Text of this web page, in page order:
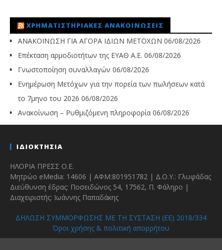
ΧΡΗΜΑΤΙΣΤΗΡΙΑΚΈΣ ΑΝΑΚΟΙΝΏΣΕΙΣ
ΑΝΑΚΟΙΝΩΣΗ ΓΙΑ ΑΓΟΡΑ ΙΔΙΩΝ ΜΕΤΟΧΩΝ 06/08/2026
Επέκταση αρμοδιοτήτων της ΕΥΑΘ Α.Ε. 06/08/2026
Γνωστοποίηση συναλλαγών 06/08/2026
Ενημέρωση Μετόχων για την πορεία των πωλήσεων κατά
το 7μηνο του 2026 06/08/2026
Ανακοίνωση – Ρυθμιζόμενη πληροφορία 06/08/2026
ΙΔΙΟΚΤΗΣΙΑ
ΗΛΟΡΙΑ ΠΡΕΣΣ Ο.Ε.
Μητρώο eMedia: 14606 | ΑΦΜ:801951782 | Δ.Ο.Υ.: Γλυφάδας
Διεύθυνση έδρας: Ποσειδώνος 54, 17562, Π. Φάληρο |
Διαχειριστής: Ιωάννης Παπαδάκης
ΔΗΛΩΣΗ ΣΥΜΜΟΡΦΩΣΗΣ ΜΕ ΤΗ ΣΥΣΤΑΣΗ (ΕΕ) 2018/334
Όροι χρήσης & πολιτική απορρήτου